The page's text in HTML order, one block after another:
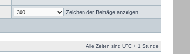
Zeichen der Beiträge anzeigen
Alle Zeiten sind UTC + 1 Stunde